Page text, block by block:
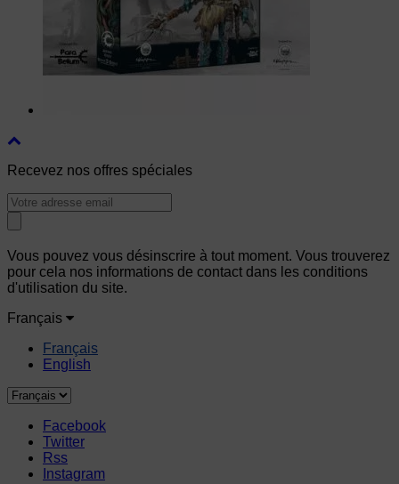
Recevez nos offres spéciales
Vous pouvez vous désinscrire à tout moment. Vous trouverez
pour cela nos informations de contact dans les conditions
d'utilisation du site.
Français
Français
English
Facebook
Twitter
Rss
Instagram